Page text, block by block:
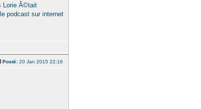
Lorie Ã©tait
podcast sur internet
Posté: 20 Jan 2015 22:16